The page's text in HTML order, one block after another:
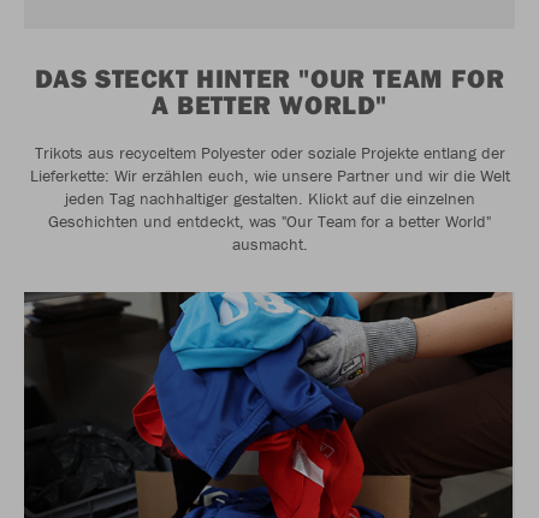
DAS STECKT HINTER "OUR TEAM FOR
A BETTER WORLD"
Trikots aus recyceltem Polyester oder soziale Projekte entlang der
Lieferkette: Wir erzählen euch, wie unsere Partner und wir die Welt
jeden Tag nachhaltiger gestalten. Klickt auf die einzelnen
Geschichten und entdeckt, was "Our Team for a better World"
ausmacht.